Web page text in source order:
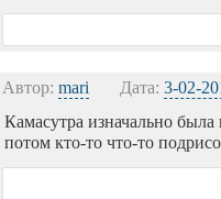
Автор: mari Дата: 3-02-
Камасутра изначально
потом кто-то что-то